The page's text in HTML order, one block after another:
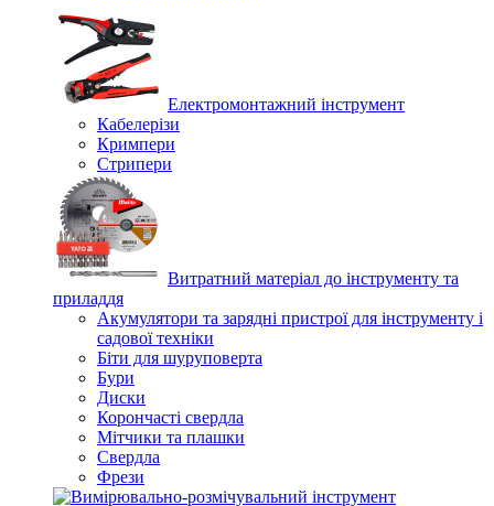
Електромонтажний інструмент
Кабелерізи
Кримпери
Стрипери
Витратний матеріал до інструменту та
приладдя
Акумулятори та зарядні пристрої для інструменту і
садової техніки
Біти для шуруповерта
Бури
Диски
Корончасті свердла
Мітчики та плашки
Свердла
Фрези